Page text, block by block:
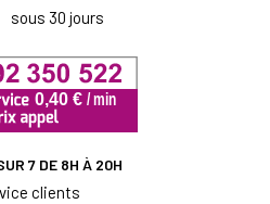
sous 30 jours
7 DE 8H À 20H
clients